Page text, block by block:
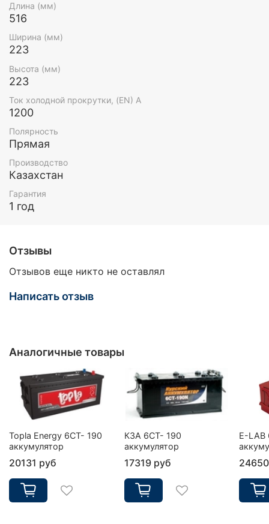
Длина (мм)
516
Ширина (мм)
223
Высота (мм)
223
Ток холодной прокрутки, (EN) А
1200
Полярность
Прямая
Производство
Казахстан
Гарантия
1 год
Отзывы
Отзывов еще никто не оставлял
Написать отзыв
Аналогичные товары
Topla Energy 6CT- 190
аккумулятор
20131 руб
КЗА 6СТ- 190
аккумулятор
17319 руб
E-LAB